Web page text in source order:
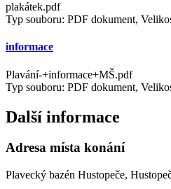
plakátek.pdf
Typ souboru: PDF dokument,
informace
Plavání-+informace+MŠ.pdf
Typ souboru: PDF dokument,
Další informace
Adresa místa konání
Plavecký bazén Hustopeče,